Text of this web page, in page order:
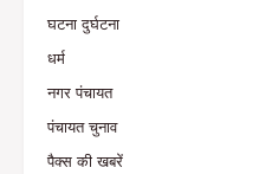
घटना दुर्घटना
धर्म
नगर पंचायत
पंचायत चुनाव
पैक्स की खबरें